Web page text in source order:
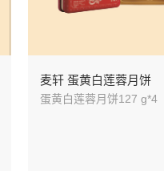
麦轩 蛋黄白莲蓉月饼
蛋黄白莲蓉月饼127 g*4